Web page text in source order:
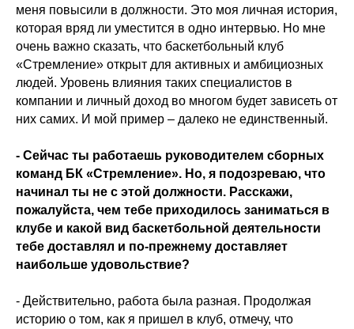
меня повысили в должности. Это моя личная история,
которая вряд ли уместится в одно интервью. Но мне
очень важно сказать, что баскетбольный клуб
«Стремление» открыт для активных и амбициозных
людей. Уровень влияния таких специалистов в
компании и личный доход во многом будет зависеть от
них самих. И мой пример – далеко не единственный.
- Сейчас ты работаешь руководителем сборных
команд БК «Стремление». Но, я подозреваю, что
начинал ты не с этой должности. Расскажи,
пожалуйста, чем тебе приходилось заниматься в
клубе и какой вид баскетбольной деятельности
тебе доставлял и по-прежнему доставляет
наибольше удовольствие?
- Действительно, работа была разная. Продолжая
историю о том, как я пришел в клуб, отмечу, что